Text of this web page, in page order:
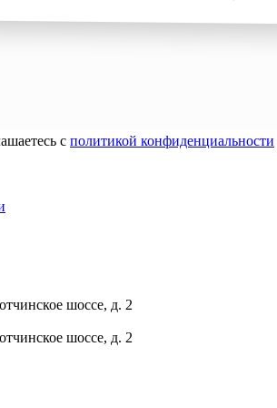
с политикой конфиденциальности
шоссе, д. 2
шоссе, д. 2